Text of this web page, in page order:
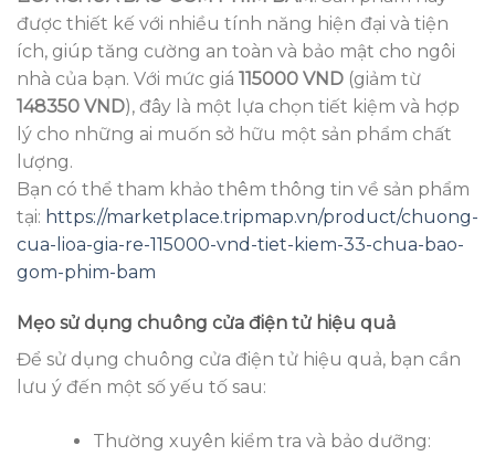
được thiết kế với nhiều tính năng hiện đại và tiện
ích, giúp tăng cường an toàn và bảo mật cho ngôi
nhà của bạn. Với mức giá 115000 VND (giảm từ
148350 VND), đây là một lựa chọn tiết kiệm và hợp
lý cho những ai muốn sở hữu một sản phẩm chất
lượng.
Bạn có thể tham khảo thêm thông tin về sản phẩm
tại: https://marketplace.tripmap.vn/product/chuong-
cua-lioa-gia-re-115000-vnd-tiet-kiem-33-chua-bao-
gom-phim-bam
Mẹo sử dụng chuông cửa điện tử hiệu quả
Để sử dụng chuông cửa điện tử hiệu quả, bạn cần
lưu ý đến một số yếu tố sau:
Thường xuyên kiểm tra và bảo dưỡng: